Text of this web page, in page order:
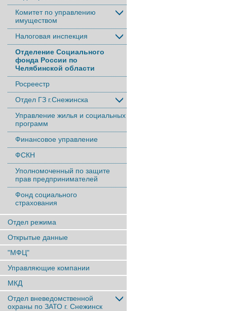
Комитет по управлению
имуществом
Налоговая инспекция
Отделение Социального
фонда России по
Челябинской области
Росреестр
Отдел ГЗ г.Снежинска
Управление жилья и социальных
программ
Финансовое управление
ФСКН
Уполномоченный по защите
прав предпринимателей
Фонд социального
страхования
Отдел режима
Открытые данные
"МФЦ"
Управляющие компании
МКД
Отдел вневедомственной
охраны по ЗАТО г. Снежинск